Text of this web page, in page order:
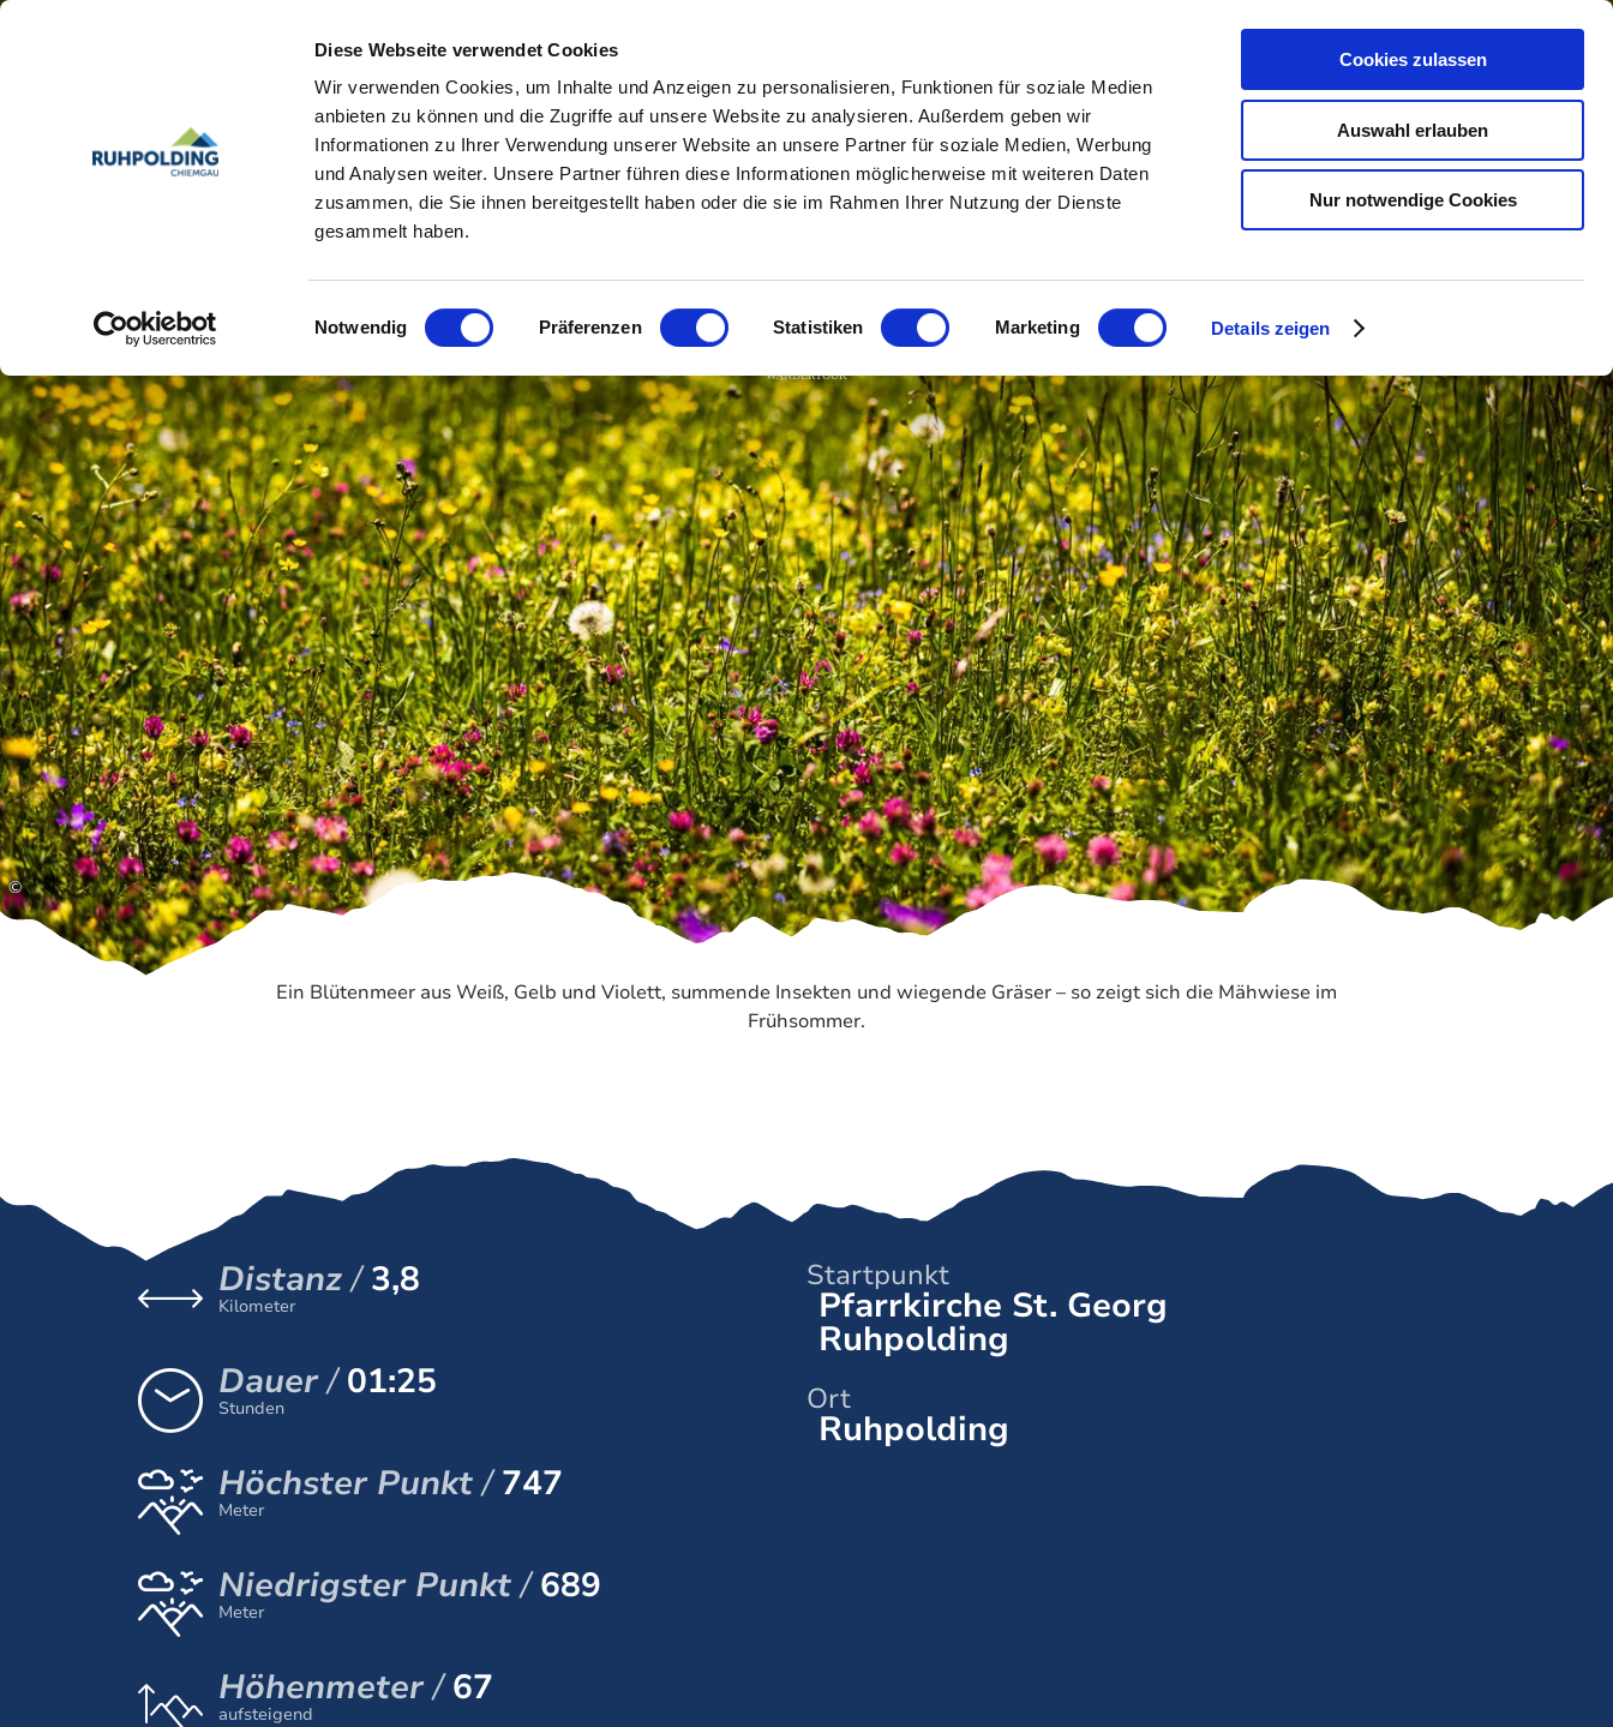
Diese Webseite verwendet Cookies
Wir verwenden Cookies, um Inhalte und Anzeigen zu personalisieren, Funktionen für soziale Medien
anbieten zu können und die Zugriffe auf unsere Website zu analysieren. Außerdem geben wir
Informationen zu Ihrer Verwendung unserer Website an unsere Partner für soziale Medien, Werbung
und Analysen weiter. Unsere Partner führen diese Informationen möglicherweise mit weiteren Daten
zusammen, die Sie ihnen bereitgestellt haben oder die sie im Rahmen Ihrer Nutzung der Dienste
gesammelt haben.
Einwilligungsauswahl
Notwendig Präferenzen Statistiken Marketing Details zeigen
Cookies zulassen
Auswahl erlauben
Nur notwendige Cookies
In & um Ruhpolding
Freizeiteinrichtungen
Museen & Sinnstifterorte
Ausflugsziele in der
Luftkurort Ruhpolding
O'Kema Magazin
Aktivitäten
Wandern
Bergbahnen
Almen
Sommerfreuden
Winterfreuden
Wenn’s mal regnet
Veranstaltungen
Veranstaltungskalender
Jahreshighlights
Traditionsveranstaltungen
Für Familien
Zweites Ruhpoldinger Dirndl
Fliang
Route66 & ADAC Classic Area
Naturkraft Experience 2026
Biathlon Weltcup
Urlaub buchen
Unterkunftsuche
Urlaub mit Hund
Gruppenreisen
Barrierefrei reisen
Service
Öffnungszeiten
Kurbeitrag & Co.
Chiemgau Karte
Wetter
Webcams
Prospekte
Barrierefrei
reisen
Team
Stellenangebote
Rathaus
Ruhpolding
©
Blühwiesenwanderung
WANDERTOUR
Ein Blütenmeer aus Weiß, Gelb und Violett, summende Insekten und wiegende Gräser – so zeigt sich die Mähwiese im
Frühsommer.
Startpunkt
Pfarrkirche St. Georg
Ruhpolding
Ort
Ruhpolding
Distanz 3,8
Kilometer
Dauer 01:25
Stunden
Höchster Punkt 747
Meter
Niedrigster Punkt 689
Meter
Höhenmeter 67
aufsteigend